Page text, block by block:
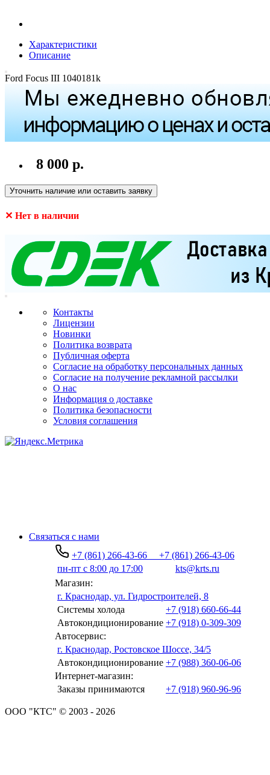
Характеристики
Описание
Ford Focus III 1040181k
8 000 р.
Уточнить наличие или оставить заявку
✕ Нет в наличии
Контакты
Лицензии
Новинки
Политика возврата
Публичная оферта
Согласие на обработку персональных данных
Согласие на получение рекламной рассылки
О нас
Информация о доставке
Политика безопасности
Условия соглашения
Связаться с нами
+7 (861) 266-43-66
+7 (861) 266-43-06
пн-пт с 8:00 до 17:00
kts@krts.ru
Магазин:
г. Краснодар, ул. Гидростроителей, 8
Системы холода
+7 (918) 660-66-44
Автокондиционирование +7 (918) 0-309-309
Автосервис:
г. Краснодар, Ростовское Шоссе, 34/5
Автокондиционирование +7 (988) 360-06-06
Интернет-магазин:
Заказы принимаются
+7 (918) 960-96-96
ООО "КТС" © 2003 - 2026